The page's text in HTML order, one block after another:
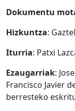
Dokumentu
Hizkuntza:
Iturria: Patxi
Ezaugarriak:
Francisco Javier
berresteko